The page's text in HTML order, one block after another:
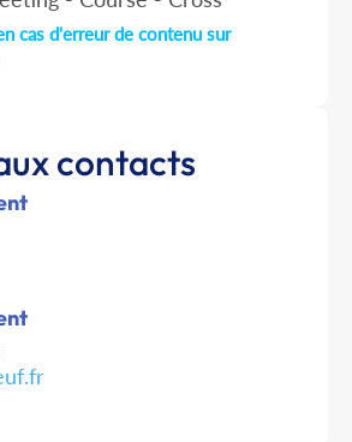
cas d'erreur de contenu sur
contacts